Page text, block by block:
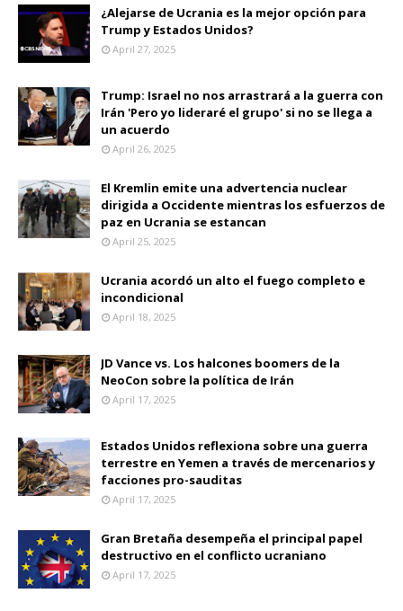
¿Alejarse de Ucrania es la mejor opción para
Trump y Estados Unidos?
April 27, 2025
Trump: Israel no nos arrastrará a la guerra con
Irán 'Pero yo lideraré el grupo' si no se llega a
un acuerdo
April 26, 2025
El Kremlin emite una advertencia nuclear
dirigida a Occidente mientras los esfuerzos de
paz en Ucrania se estancan
April 25, 2025
Ucrania acordó un alto el fuego completo e
incondicional
April 18, 2025
JD Vance vs. Los halcones boomers de la
NeoCon sobre la política de Irán
April 17, 2025
Estados Unidos reflexiona sobre una guerra
terrestre en Yemen a través de mercenarios y
facciones pro-sauditas
April 17, 2025
Gran Bretaña desempeña el principal papel
destructivo en el conflicto ucraniano
April 17, 2025